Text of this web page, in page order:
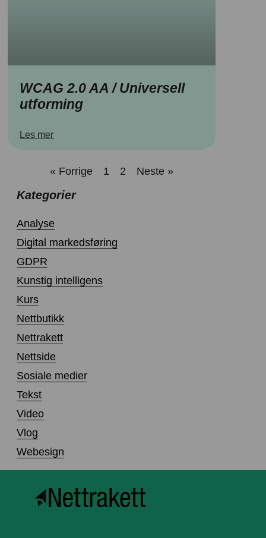
WCAG 2.0 AA / Universell
utforming
Les mer
« Forrige 1 2 Neste »
Kategorier
Analyse
Digital markedsføring
GDPR
Kunstig intelligens
Kurs
Nettbutikk
Nettrakett
Nettside
Sosiale medier
Tekst
Video
Vlog
Webesign